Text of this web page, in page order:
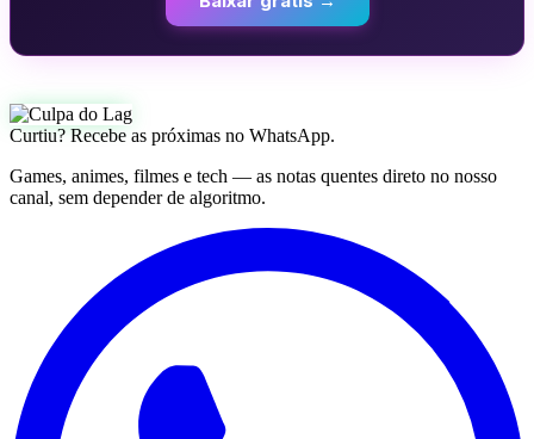
Curtiu? Recebe as próximas no WhatsApp.
Games, animes, filmes e tech — as notas quentes direto no nosso
canal, sem depender de algoritmo.